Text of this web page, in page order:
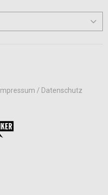
Impressum / Datenschutz